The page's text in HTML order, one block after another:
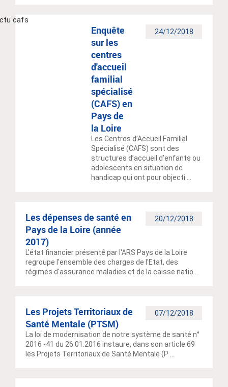
24/12/2018
Enquête
sur les
centres
d'accueil
familial
spécialisé
(CAFS) en
Pays de
la Loire
Les Centres d’Accueil Familial
Spécialisé (CAFS) sont des
structures d’accueil d’enfants ou
adolescents en situation de
handicap qui ont pour objecti ...
20/12/2018
Les dépenses de santé en
Pays de la Loire (année
2017)
L'état financier présenté par l'ARS Pays de la Loire
regroupe l'ensemble des charges de l'Etat, des
régimes d'assurance maladies et de la caisse natio ...
07/12/2018
Les Projets Territoriaux de
Santé Mentale (PTSM)
La loi de modernisation de notre système de santé n°
2016 -41 du 26.01.2016 instaure, dans son article 69
les Projets Territoriaux de Santé Mentale (P ...